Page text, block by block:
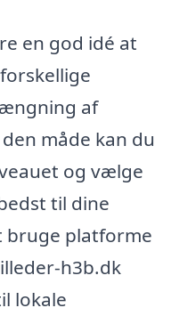
en god idé at
af
måde kan du
og vælge
til dine
bruge platforme
h3b.dk
lokale